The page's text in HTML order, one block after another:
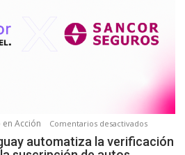
una
cultura
y
habitual
en Acción Comentarios desactivadosen
Sancor
automatiza la verificación